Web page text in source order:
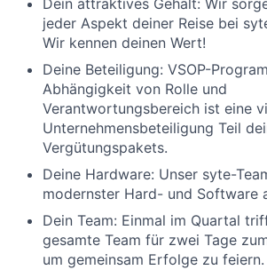
Dein attraktives Gehalt: Wir
jeder Aspekt deiner Reise bei
Wir kennen deinen Wert!
Deine Beteiligung: VSOP-
Abhängigkeit von Rolle und
Verantwortungsbereich ist eine
Unternehmensbeteiligung Teil
Vergütungspakets.
Deine Hardware: Unser syte-
modernster Hard- und Software
Dein Team: Einmal im Quartal
gesamte Team für zwei Tage
um gemeinsam Erfolge zu feiern.